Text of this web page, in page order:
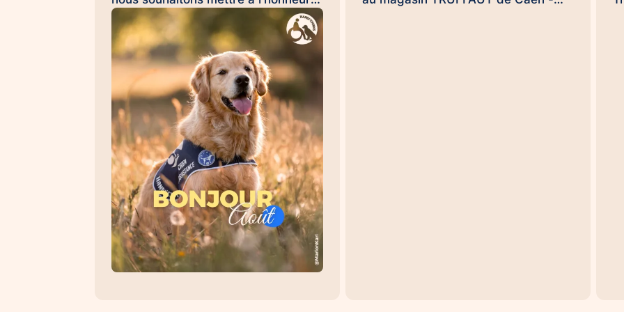
Émilie et Ron, son chien d'assistance
à la réussite scolaire HANDI'CHIENS
💛 Au quotidien, Ron accompagne
Émilie dans son collège et l'aide à
évoluer dans un environnement
scolaire avec davantage de sérénité,
de confiance et d'apaisement. Sa
présence favorise les
apprentissages, renforce le
sentiment de sécurité et contribue à
créer un climat propice à la réussite.
Les chiens d'assistance à la réussite
scolaire permettent : 🐾 d'apaiser les
situations de stress et d'anxiété 🐾
de favoriser la concentration et les
apprentissages 🐾 de renforcer la